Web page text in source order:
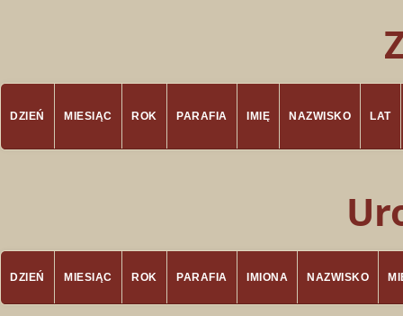
DZIEŃ MIESIĄC ROK PARAFIA IMIĘ NAZWISKO LAT
DZIEŃ MIESIĄC ROK PARAFIA IMIONA NAZWISKO